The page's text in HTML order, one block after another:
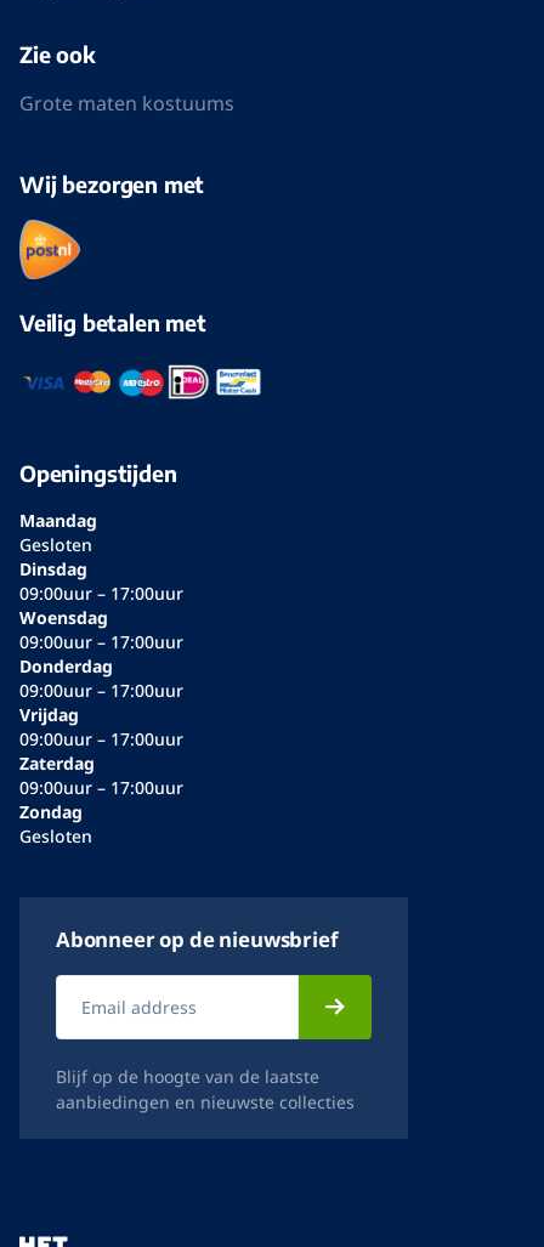
Zie ook
Grote maten kostuums
Wij bezorgen met
Veilig betalen met
Openingstijden
Maandag
Gesloten
Dinsdag
09:00uur – 17:00uur
Woensdag
09:00uur – 17:00uur
Donderdag
09:00uur – 17:00uur
Vrijdag
09:00uur – 17:00uur
Zaterdag
09:00uur – 17:00uur
Zondag
Gesloten
Abonneer op de nieuwsbrief
Blijf op de hoogte van de laatste
aanbiedingen en nieuwste collecties